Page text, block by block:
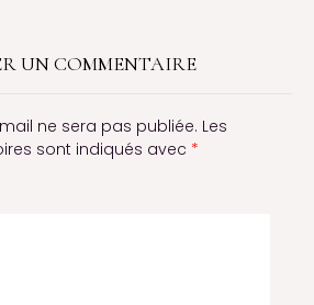
UN COMMENTAIRE
ne sera pas publiée. Les
sont indiqués avec *